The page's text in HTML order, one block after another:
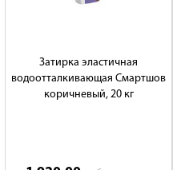
Затирка эластичная
водоотталкивающая Смартшов
коричневый, 20 кг